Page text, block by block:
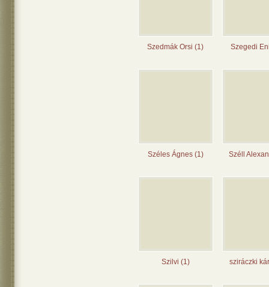
Szedmák Orsi (1) Szegedi
Széles Ágnes (1) Széll
Szilvi (1) sziráczki